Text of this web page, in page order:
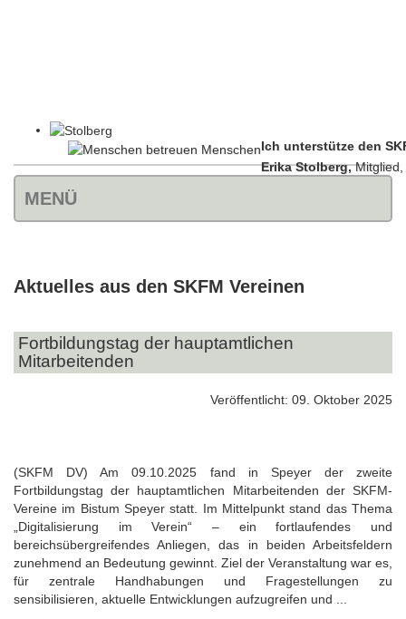
Ich unterstütze den
Erika Stolberg,Mitglied,
MENÜ
Aktuelles aus den SKFM Vereinen
Fortbildungstag der hauptamtlichen
Mitarbeitenden
Veröffentlicht: 09. Oktober 2025
(SKFM DV) Am 09.10.2025 fand in Speyer der zweite
Fortbildungstag der hauptamtlichen Mitarbeitenden der SKFM-
Vereine im Bistum Speyer statt. Im Mittelpunkt stand das Thema
„Digitalisierung im Verein“ – ein fortlaufendes und
bereichsübergreifendes Anliegen, das in beiden Arbeitsfeldern
zunehmend an Bedeutung gewinnt. Ziel der Veranstaltung war es,
für zentrale Handhabungen und Fragestellungen zu
sensibilisieren, aktuelle Entwicklungen aufzugreifen und ...